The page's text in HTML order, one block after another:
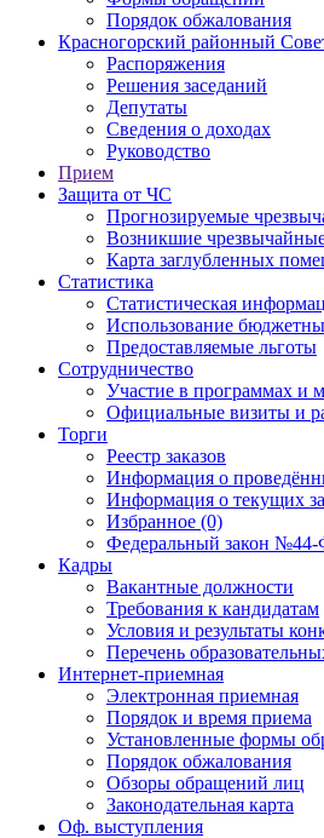
Порядок обжалования
Красногорский районный
Распоряжения
Решения заседаний
Депутаты
Сведения о доходах
Руководство
Прием
Защита от ЧС
Прогнозируемые
Возникшие
Карта заглубленных
Статистика
Статистическая
Использование
Предоставляемые льготы
Сотрудничество
Участие в программах и
Официальные визиты и
Торги
Реестр заказов
Информация о
Информация о текущих
Избранное (0)
Федеральный закон №44-
Кадры
Вакантные должности
Требования к кандидатам
Условия и результаты
Перечень
Интернет-приемная
Электронная приемная
Порядок и время приема
Установленные формы
Порядок обжалования
Обзоры обращений лиц
Законодательная карта
Оф. выступления